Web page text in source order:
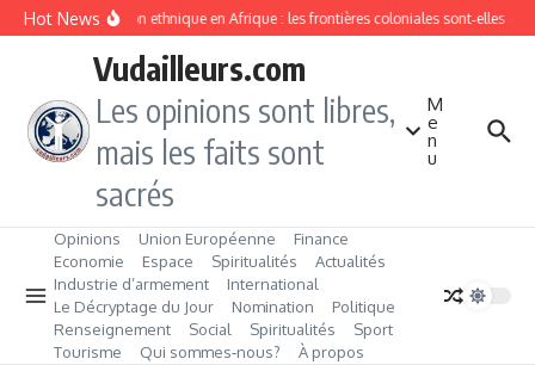
Aller au contenu
Hot NewsDivision ethnique en Afrique : les frontières coloniales sont‑elles
Vudailleurs.com
Les opinions sont libres,
mais les faits sont
sacrés
M
e
n
u
Opinions Union Européenne
Finance
Economie
Espace Spiritualités
Actualités
Industrie d’armement
International
Le Décryptage du Jour
Nomination
Politique
Renseignement
Social Spiritualités
Sport
Tourisme
Qui sommes‑nous? À propos